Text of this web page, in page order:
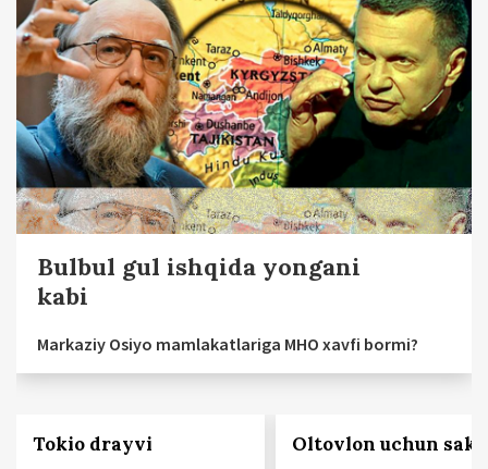
Bulbul gul ishqida yongani
kabi
Markaziy Osiyo mamlakatlariga MHO xavfi bormi?
Tokio drayvi Oltovlon uchun sake